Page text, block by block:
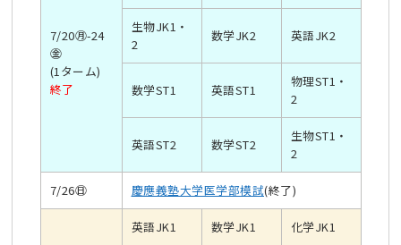
7/20㊊-24
㊎
(1ターム)
終了
生物JK1・
2
数学JK2 英語JK2
数学ST1 英語ST1
物理ST1・
2
英語ST2 数学ST2
生物ST1・
2
7/26㊐ 慶應義塾大学医学部模試(終了)
英語JK1 数学JK1 化学JK1